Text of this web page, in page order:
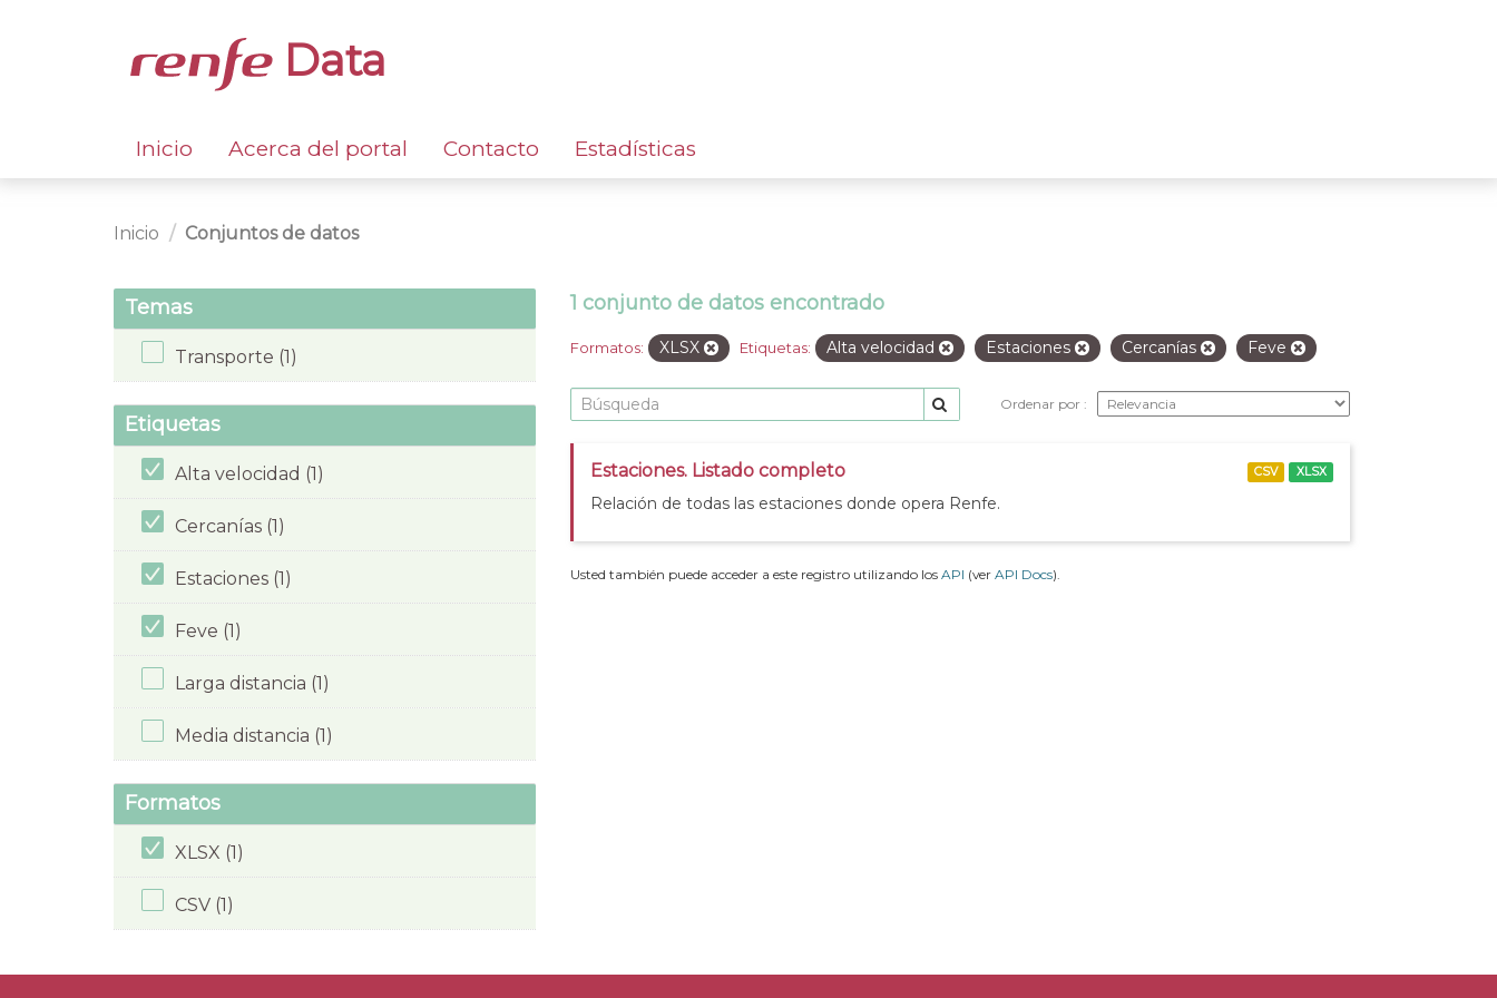
Data
Inicio Acerca del portal Contacto Estadísticas
Inicio Conjuntos de datos
Temas
Transporte (1)
Etiquetas
Alta velocidad (1)
Cercanías (1)
Estaciones (1)
Feve (1)
Larga distancia (1)
Media distancia (1)
Formatos
XLSX (1)
CSV (1)
1 conjunto de datos encontrado
Formatos: XLSX Etiquetas: Alta velocidad Estaciones Cercanías Feve
Ordenar por
Estaciones. Listado completo
Relación de todas las estaciones donde opera Renfe.
CSV XLSX
Usted también puede acceder a este registro utilizando los API (ver API Docs).